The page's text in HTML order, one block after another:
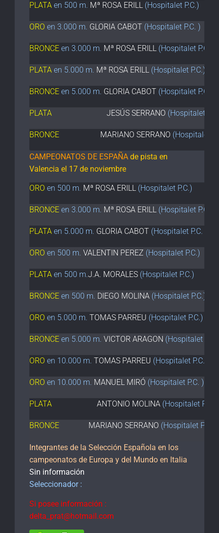
PLATA en 500 m. Mª ROSA ERILL (Hospitalet P.C.)
ORO en 3.000 m. GLORIA CABOT (Hospitalet P.C. )
BRONCE en 3.000 m. Mª ROSA ERILL (Hospitalet P.C.)
PLATA en 5.000 m. Mª ROSA ERILL (Hospitalet P.C.)
BRONCE en 5.000 m. GLORIA CABOT (Hospitalet P.C. )
PLATA JESÚS SERRANO (Hospitalet
BRONCE MARIANO SERRANO (Hospitalet
CAMPEONATOS DE ESPAÑA de pista en
Valencia el 17 de noviembre
ORO en 500 m. Mª ROSA ERILL (Hospitalet P.C.)
BRONCE en 3.000 m. Mª ROSA ERILL (Hospitalet P.C.)
PLATA en 5.000 m. GLORIA CABOT (Hospitalet P.C. )
ORO en 500 m. VALENTIN PEREZ (Hospitalet P.C.)
PLATA en 500 m.J.A. MORALES (Hospitalet P.C.)
BRONCE en 500 m. DIEGO MOLINA (Hospitalet P.C.)
ORO en 5.000 m. TOMAS PARREU (Hospitalet P.C.)
BRONCE en 5.000 m. VICTOR ARAGON (Hospitalet P.C.)
ORO en 10.000 m. TOMAS PARREU (Hospitalet P.C.)
ORO en 10.000 m. MANUEL MIRÓ (Hospitalet P.C. )
PLATA ANTONIO MOLINA (Hospitalet P.C.)
BRONCE MARIANO SERRANO (Hospitalet P.C.)
Integrantes de la Selección Española en los
campeonatos de Europa y del Mundo en Italia
Sin información
Seleccionador :
Si posee información :
delta_prat@hotmail.com